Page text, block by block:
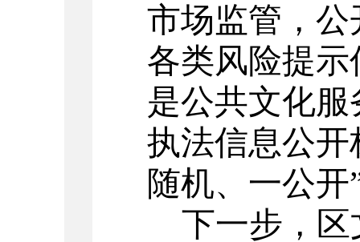
市场监管，
各类风险提
是公共文化
执法信息公
随机、一公开
下一步，